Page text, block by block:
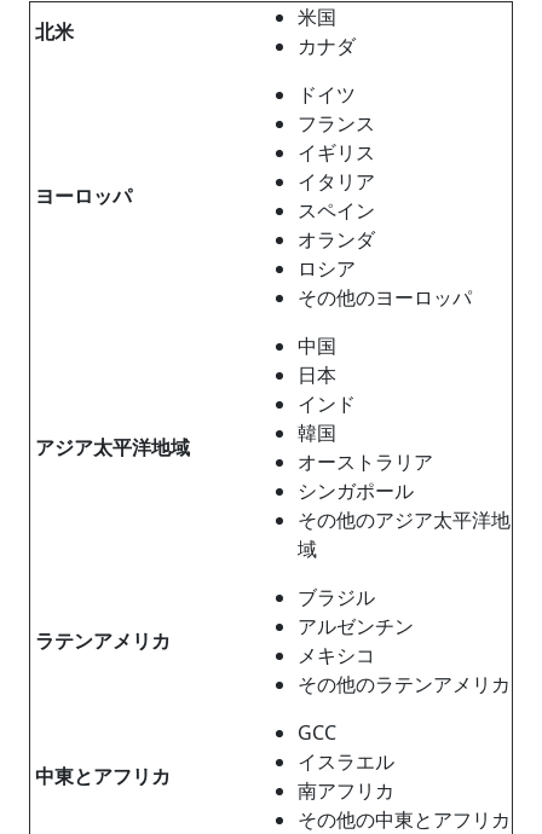
北米
米国
カナダ
ヨーロッパ
ドイツ
フランス
イギリス
イタリア
スペイン
オランダ
ロシア
その他のヨーロッパ
アジア太平洋地域
中国
日本
インド
韓国
オーストラリア
シンガポール
その他のアジア太平洋地
域
ラテンアメリカ
ブラジル
アルゼンチン
メキシコ
その他のラテンアメリカ
中東とアフリカ
GCC
イスラエル
南アフリカ
その他の中東とアフリカ